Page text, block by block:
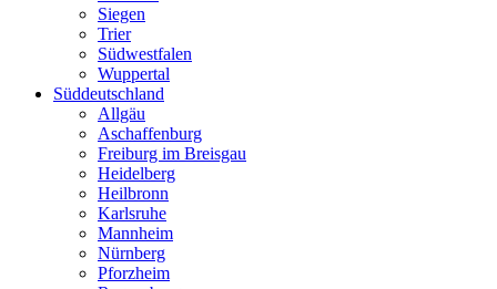
Siegen
Trier
Südwestfalen
Wuppertal
Süddeutschland
Allgäu
Aschaffenburg
Freiburg im Breisgau
Heidelberg
Heilbronn
Karlsruhe
Mannheim
Nürnberg
Pforzheim